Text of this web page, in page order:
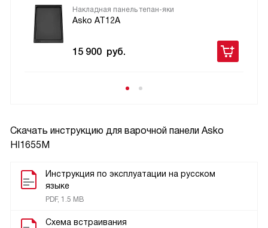
Скачать инструкцию для варочной панели Asko
HI1655M
Инструкция по эксплуатации на русском
языке
PDF, 1.5 MB
Схема встраивания
Накладная панель тепан-яки
Asko AT12A
15 900 руб.